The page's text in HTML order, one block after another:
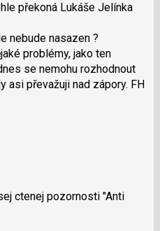
překoná Lukáše Jelínka
nebude nasazen ?
problémy, jako ten
se nemohu rozhodnout
asi převažuji nad zápory. FH
ctenej pozornosti "Anti